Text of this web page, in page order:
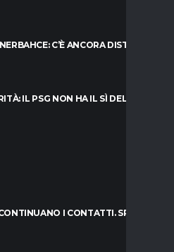
C’È ANCORA DISTANZA
IL PSG NON HA IL SÌ DEL PARMA
I CONTATTI. SPUNTA